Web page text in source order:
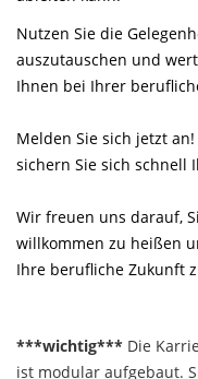
Nutzen Sie die
auszutauschen und
Ihnen bei Ihrer
Melden Sie sich jetzt
sichern Sie sich schnell
Wir freuen uns darauf,
willkommen zu heißen
Ihre berufliche Zukunft
***wichtig*** Die
ist modular aufgebaut.